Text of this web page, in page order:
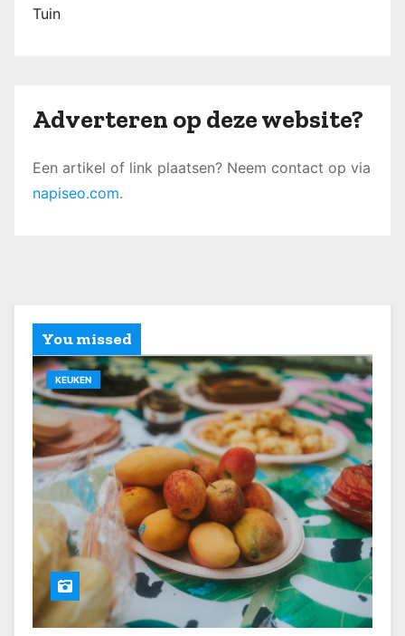
Tuin
Adverteren op deze website?
Een artikel of link plaatsen? Neem contact op via
napiseo.com.
You missed
KEUKEN